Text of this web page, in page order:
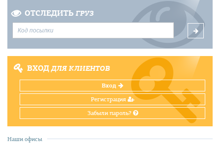
ОТСЛЕДИТЬ ГРУЗ
ВХОДДЛЯ КЛИЕНТОВ
Вход
Регистрация
Забыли пароль?
Наши офисы